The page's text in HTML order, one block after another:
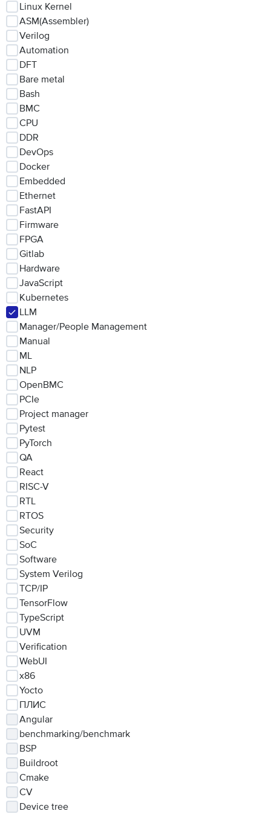
Linux Kernel
ASM(Assembler)
Verilog
Automation
DFT
Bare metal
Bash
BMC
CPU
DDR
DevOps
Docker
Embedded
Ethernet
FastAPI
Firmware
FPGA
Gitlab
Hardware
JavaScript
Kubernetes
LLM
Manager/People Management
Manual
ML
NLP
OpenBMC
PCIe
Project manager
Pytest
PyTorch
QA
React
RISC-V
RTL
RTOS
Security
SoC
Software
System Verilog
TCP/IP
TensorFlow
TypeScript
UVM
Verification
WebUI
x86
Yocto
ПЛИС
Angular
benchmarking/benchmark
BSP
Buildroot
Cmake
CV
Device tree